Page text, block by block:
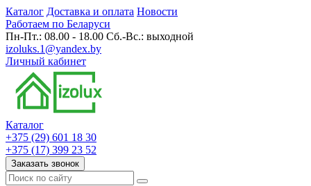
Каталог Доставка и оплата Новости
Работаем по Беларуси
Пн-Пт.: 08.00 - 18.00 Сб.-Вс.: выходной
izoluks.1@yandex.by
Личный кабинет
Каталог
+375 (29) 601 18 30
+375 (17) 399 23 52
Заказать звонок